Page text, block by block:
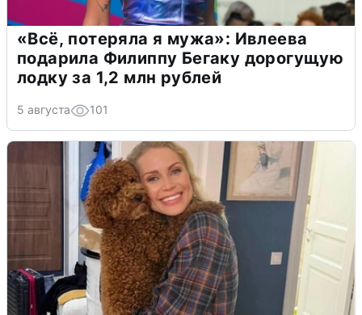
«Всё, потеряла я мужа»: Ивлеева
подарила Филиппу Бегаку дорогущую
лодку за 1,2 млн рублей
5 августа 101